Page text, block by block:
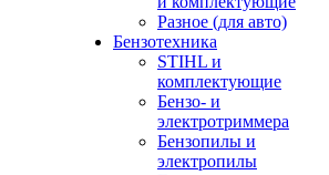
Разное (для авто)
Бензотехника
STIHL и
комплектующие
Бензо- и
электротриммера
Бензопилы и
электропилы